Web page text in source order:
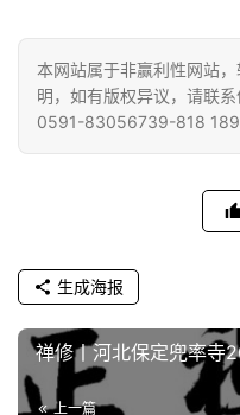
寺
院
巡
礼
录
本网站属于非赢利性网站
明，如有版权异议，请联
0591-83056739-818
生成海报
禅修丨河北保定兜率寺
上一篇